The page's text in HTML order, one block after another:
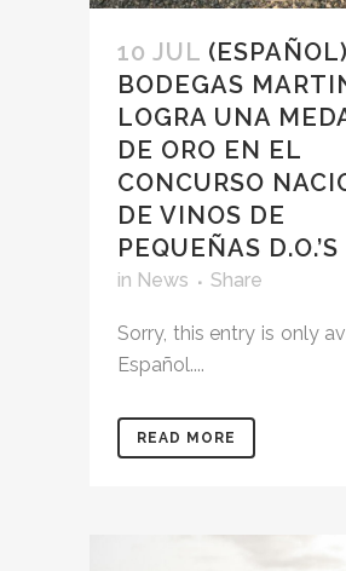
10 JUL (ESPAÑOL)
BODEGAS
LOGRA UNA
DE ORO EN EL
CONCURSO
DE VINOS DE
PEQUEÑAS D.O.’S
in News Share
Sorry, this entry is only
Español....
READ MORE